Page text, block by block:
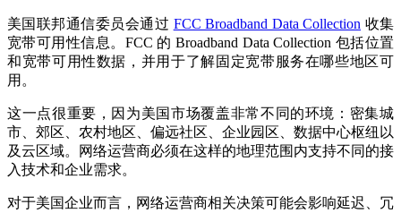
美国联邦通信委员会通过 FCC Broadband Data Collection 收集
宽带可用性信息。FCC 的 Broadband Data Collection 包括位置
和宽带可用性数据，并用于了解固定宽带服务在哪些地区可
用。
这一点很重要，因为美国市场覆盖非常不同的环境：密集城
市、郊区、农村地区、偏远社区、企业园区、数据中心枢纽以
及云区域。网络运营商必须在这样的地理范围内支持不同的接
入技术和企业需求。
对于美国企业而言，网络运营商相关决策可能会影响延迟、冗